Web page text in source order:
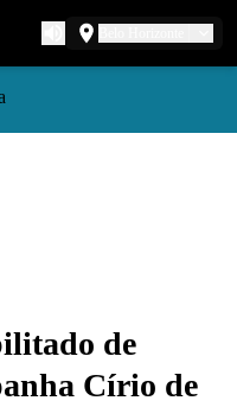
de
Círio de